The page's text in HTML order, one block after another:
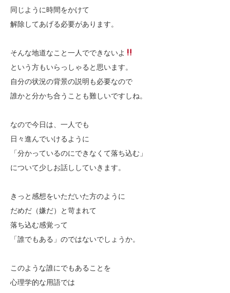
同じように時間をかけて
解除してあげる必要があります。
そんな地道なこと一人でできないよ
という方もいらっしゃると思います。
自分の状況の背景の説明も必要なので
誰かと分かち合うことも難しいですしね。
なので今日は、一人でも
日々進んでいけるように
「分かっているのにできなくて落ち込む」
について少しお話ししていきます。
きっと感想をいただいた方のように
だめだ（嫌だ）と苛まれて
落ち込む感覚って
「誰でもある」のではないでしょうか。
このような誰にでもあることを
心理学的な用語では